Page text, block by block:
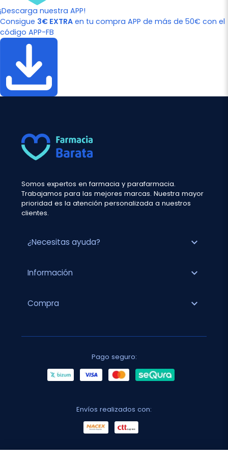
¡Descarga nuestra APP!
Consigue 3€ EXTRA en tu compra APP de más de 50€ con el
código APP-FB
Somos expertos en farmacia y parafarmacia.
Trabajamos para las mejores marcas. Nuestra mayor
prioridad es la atención personalizada a nuestros
clientes.
¿Necesitas ayuda? expand_more
Información expand_more
Compra expand_more
Pago seguro:
Envíos realizados con: